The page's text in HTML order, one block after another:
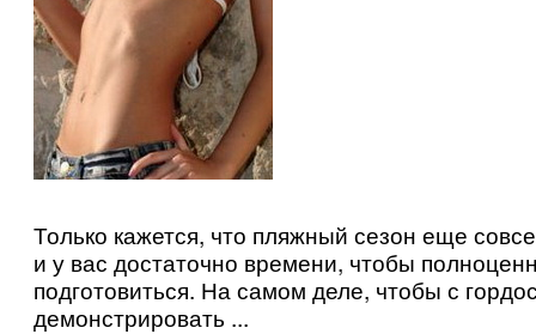
Только кажется, что пляжный сезон еще
и у вас достаточно времени, чтобы
подготовиться. На самом деле, чтобы с
демонстрировать ...